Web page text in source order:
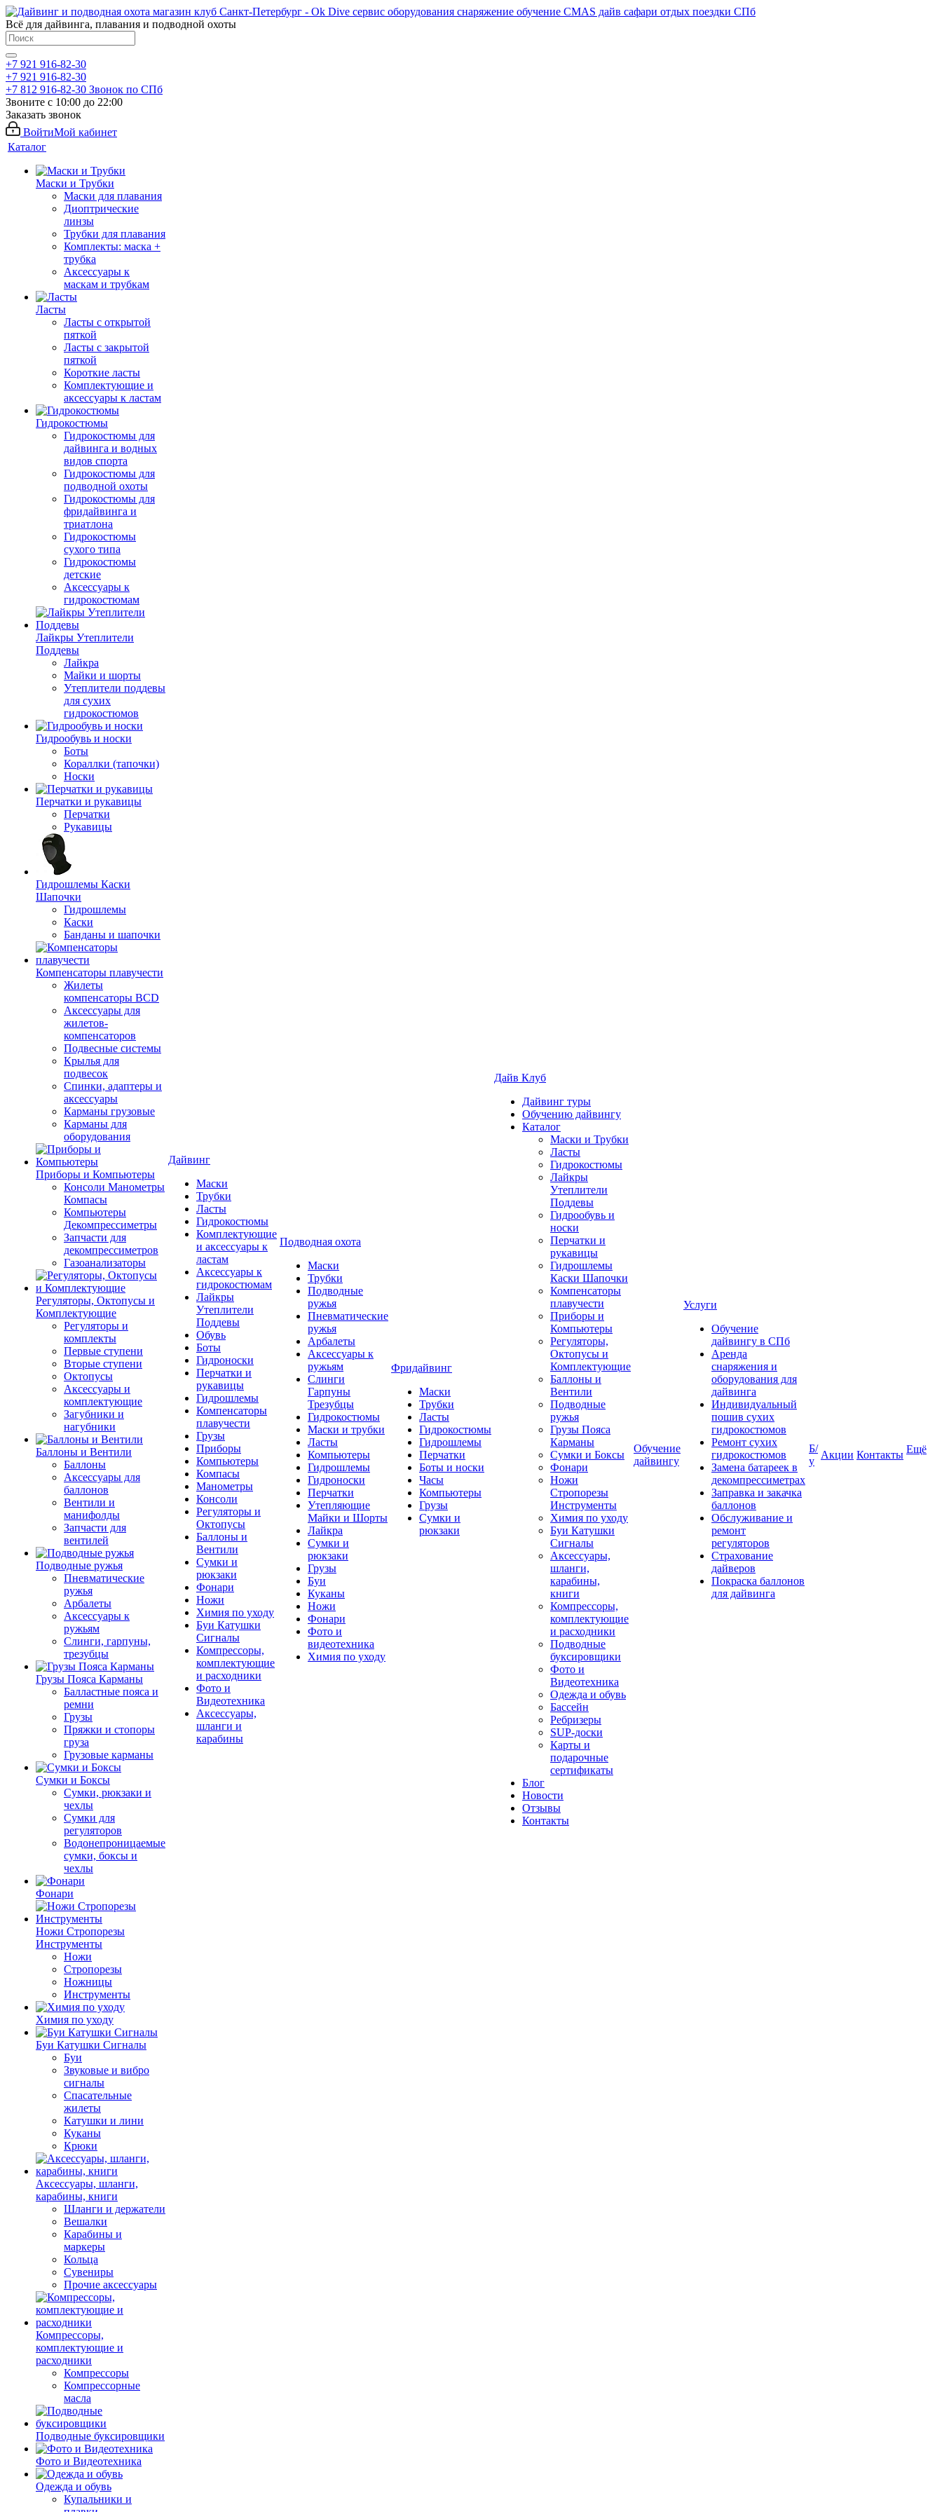
Всё для дайвинга, плавания и подводной охоты
+7 921 916-82-30
+7 921 916-82-30
+7 812 916-82-30 Звонок по СПб
Звоните с 10:00 до 22:00
Заказать звонок
ВойтиМой кабинет
Каталог
Маски и Трубки
Маски для плавания
Диоптрические
линзы
Трубки для плавания
Комплекты: маска +
трубка
Аксессуары к
маскам и трубкам
Ласты
Ласты с открытой
пяткой
Ласты с закрытой
пяткой
Короткие ласты
Комплектующие и
аксессуары к ластам
Гидрокостюмы
Гидрокостюмы для
дайвинга и водных
видов спорта
Гидрокостюмы для
подводной охоты
Гидрокостюмы для
фридайвинга и
триатлона
Гидрокостюмы
сухого типа
Гидрокостюмы
детские
Аксессуары к
гидрокостюмам
Лайкры Утеплители
Поддевы
Лайкра
Майки и шорты
Утеплители поддевы
для сухих
гидрокостюмов
Гидрообувь и носки
Боты
Кораллки (тапочки)
Носки
Перчатки и рукавицы
Перчатки
Рукавицы
Гидрошлемы Каски
Шапочки
Гидрошлемы
Каски
Банданы и шапочки
Компенсаторы плавучести
Жилеты
компенсаторы BCD
Аксессуары для
жилетов-
компенсаторов
Подвесные системы
Крылья для
подвесок
Спинки, адаптеры и
аксессуары
Карманы грузовые
Карманы для
оборудования
Приборы и Компьютеры
Консоли Манометры
Компасы
Компьютеры
Декомпрессиметры
Запчасти для
декомпрессиметров
Газоанализаторы
Регуляторы, Октопусы и
Комплектующие
Регуляторы и
комплекты
Первые ступени
Вторые ступени
Октопусы
Аксессуары и
комплектующие
Загубники и
нагубники
Баллоны и Вентили
Баллоны
Аксессуары для
баллонов
Вентили и
манифолды
Запчасти для
вентилей
Подводные ружья
Пневматические
ружья
Арбалеты
Аксессуары к
ружьям
Слинги, гарпуны,
трезубцы
Грузы Пояса Карманы
Балластные пояса и
ремни
Грузы
Пряжки и стопоры
груза
Грузовые карманы
Сумки и Боксы
Сумки, рюкзаки и
чехлы
Сумки для
регуляторов
Водонепроницаемые
сумки, боксы и
чехлы
Фонари
Ножи Стропорезы
Инструменты
Ножи
Стропорезы
Ножницы
Инструменты
Химия по уходу
Буи Катушки Сигналы
Буи
Звуковые и вибро
сигналы
Спасательные
жилеты
Катушки и лини
Куканы
Крюки
Аксессуары, шланги,
карабины, книги
Шланги и держатели
Вешалки
Карабины и
маркеры
Кольца
Сувениры
Прочие аксессуары
Компрессоры,
комплектующие и
расходники
Компрессоры
Компрессорные
масла
Подводные буксировщики
Фото и Видеотехника
Одежда и обувь
Купальники и
Дайвинг
Маски
Трубки
Ласты
Гидрокостюмы
Комплектующие
и аксессуары к
ластам
Аксессуары к
гидрокостюмам
Лайкры
Утеплители
Поддевы
Обувь
Боты
Гидроноски
Перчатки и
рукавицы
Гидрошлемы
Компенсаторы
плавучести
Грузы
Приборы
Компьютеры
Компасы
Манометры
Консоли
Регуляторы и
Октопусы
Баллоны и
Вентили
Сумки и
рюкзаки
Фонари
Ножи
Химия по уходу
Буи Катушки
Сигналы
Компрессоры,
комплектующие
и расходники
Фото и
Видеотехника
Аксессуары,
шланги и
карабины
Подводная охота
Маски
Трубки
Подводные
ружья
Пневматические
ружья
Арбалеты
Аксессуары к
ружьям
Слинги
Гарпуны
Трезубцы
Гидрокостюмы
Маски и трубки
Ласты
Компьютеры
Гидрошлемы
Гидроноски
Перчатки
Утепляющие
Майки и Шорты
Лайкра
Сумки и
рюкзаки
Грузы
Буи
Куканы
Ножи
Фонари
Фото и
видеотехника
Химия по уходу
Фридайвинг
Маски
Трубки
Ласты
Гидрокостюмы
Гидрошлемы
Перчатки
Боты и носки
Часы
Компьютеры
Грузы
Сумки и
рюкзаки
Дайв Клуб
Дайвинг туры
Обучению дайвингу
Каталог
Маски и Трубки
Ласты
Гидрокостюмы
Лайкры
Утеплители
Поддевы
Гидрообувь и
носки
Перчатки и
рукавицы
Гидрошлемы
Каски Шапочки
Компенсаторы
плавучести
Приборы и
Компьютеры
Регуляторы,
Октопусы и
Комплектующие
Баллоны и
Вентили
Подводные
ружья
Грузы Пояса
Карманы
Сумки и Боксы
Фонари
Ножи
Стропорезы
Инструменты
Химия по уходу
Буи Катушки
Сигналы
Аксессуары,
шланги,
карабины,
книги
Компрессоры,
комплектующие
и расходники
Подводные
буксировщики
Фото и
Видеотехника
Одежда и обувь
Бассейн
Ребризеры
SUP-доски
Карты и
подарочные
сертификаты
Блог
Новости
Отзывы
Контакты
Обучение
дайвингу
Услуги
Обучение
дайвингу в СПб
Аренда
снаряжения и
оборудования для
дайвинга
Индивидуальный
пошив сухих
гидрокостюмов
Ремонт сухих
гидрокостюмов
Замена батареек в
декомпрессиметрах
Заправка и закачка
баллонов
Обслуживание и
ремонт
регуляторов
Страхование
дайверов
Покраска баллонов
для дайвинга
Б/
у
Акции Контакты Ещё